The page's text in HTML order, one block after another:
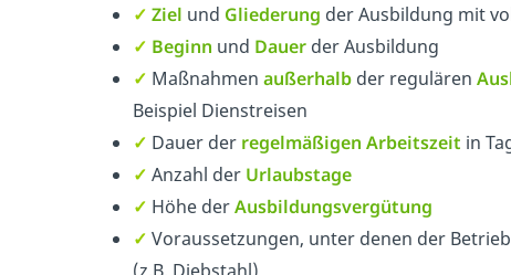
✓ Ziel und Gliederung der Ausbildung mit
✓ Beginn und Dauer der Ausbildung
✓ Maßnahmen außerhalb der regulären
Beispiel Dienstreisen
✓ Dauer der regelmäßigen Arbeitszeit in
✓ Anzahl der Urlaubstage
✓ Höhe derAusbildungsvergütung
✓ Voraussetzungen, unter denen der
(z.B. Diebstahl)